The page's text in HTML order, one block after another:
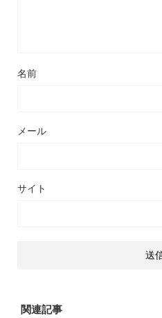
名前
メール
サイト
関連記事